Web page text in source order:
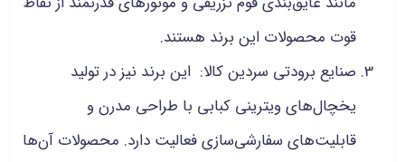
قوت محصولات این برند هستند.
صنایع برودتی سردین کالا: این برند نیز در تولید
یخچال‌های ویترینی کبابی با طراحی مدرن و
قابلیت‌های سفارشی‌سازی فعالیت دارد. محصولات آن‌ها